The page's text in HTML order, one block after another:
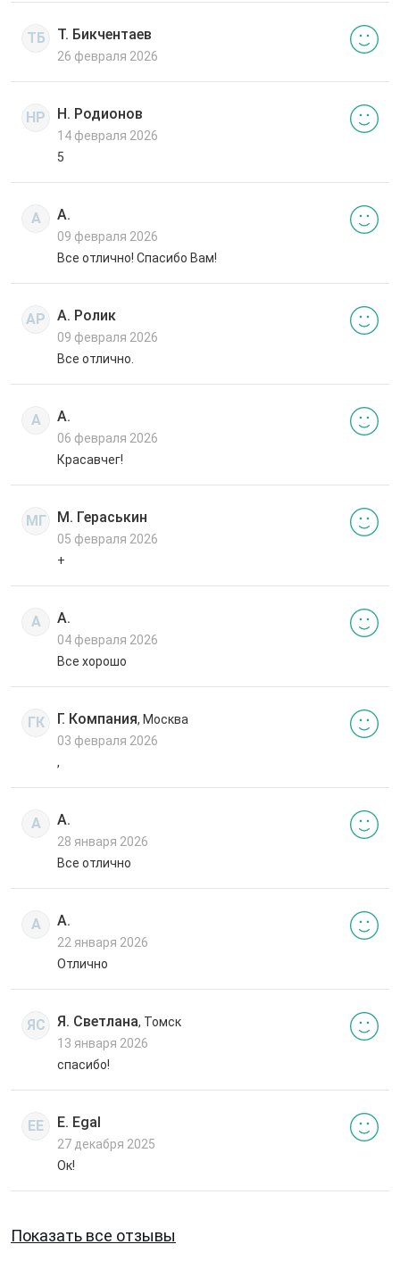
ТБ Т. Бикчентаев
26 февраля 2026
НР Н. Родионов
14 февраля 2026
5
А А.
09 февраля 2026
Все отлично! Спасибо Вам!
АР А. Ролик
09 февраля 2026
Все отлично.
А А.
06 февраля 2026
Красавчег!
МГ М. Гераськин
05 февраля 2026
+
А А.
04 февраля 2026
Все хорошо
ГК Г. Компания, Москва
03 февраля 2026
,
А А.
28 января 2026
Все отлично
А А.
22 января 2026
Отлично
ЯС Я. Светлана, Томск
13 января 2026
спасибо!
EE E. Egal
27 декабря 2025
Ок!
Показать все отзывы